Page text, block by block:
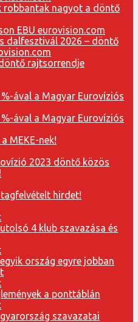
robbantak nagyot a döntő
dalfesztivál 2026 – döntő
rajtsorrendje
ával a Magyar Eurovíziós
ával a Magyar Eurovíziós
MEKE-nek!
2023 döntő közös
tagfelvételt hirdet!
4 klub szavazása és
ország egyre jobban
a ponttáblán
szavazatai